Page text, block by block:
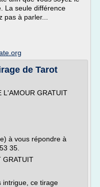
La seule différence
à parler...
de Tarot
L'AMOUR GRATUIT
à vous répondre à
35.
GRATUIT
intrigue, ce tirage